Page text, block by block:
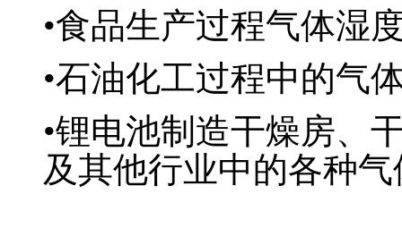
•食品生产过程气体湿
•石油化工过程中的气
•锂电池制造干燥房、
及其他行业中的各种